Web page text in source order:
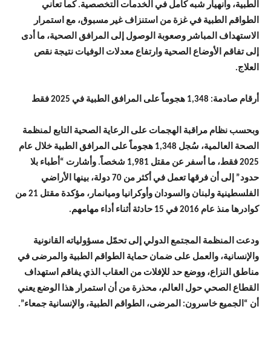
الطبية، وانهيار شبه كامل في الخدمات التخصصية. كما تعاني
الطواقم الطبية في غزة من استنزاف غير مسبوق، مع استمرار
الاستهداف المباشر وصعوبة الوصول إلى المرافق الصحية، ما أدى
إلى تفاقم الأوضاع الصحية وارتفاع معدلات الوفيات نتيجة نقص
العلاج.
أرقام صادمة: 1,348 هجوماً على المرافق الطبية في 2025 فقط
وبحسب نظام مراقبة الهجمات على الرعاية الصحية التابع لمنظمة
الصحة العالمية، سُجل 1,348 هجوماً على المرافق الطبية خلال عام
2025 فقط، ما أسفر عن مقتل 1,981 شخصاً. وأشارت “أطباء بلا
حدود” إلى أن فرقها تعمل في أكثر من 70 دولة، بينها الأراضي
الفلسطينية ولبنان والسودان وأوكرانيا وميانمار، مؤكدة مقتل 21 من
كوادرها منذ عام 2016 في 15 حادثة أثناء أداء مهامهم.
ودعت المنظمة المجتمع الدولي إلى تحمّل مسؤولياته القانونية
والإنسانية، والعمل على ضمان حماية الطواقم الطبية والمرضى في
مناطق النزاع، ووضع حد للإفلات من العقاب الذي يفاقم استهداف
القطاع الصحي حول العالم، محذرة من أن استمرار هذا الوضع يعني
أن “الجميع خاسرون: المرضى، الطواقم الطبية، والإنسانية جمعاء”.